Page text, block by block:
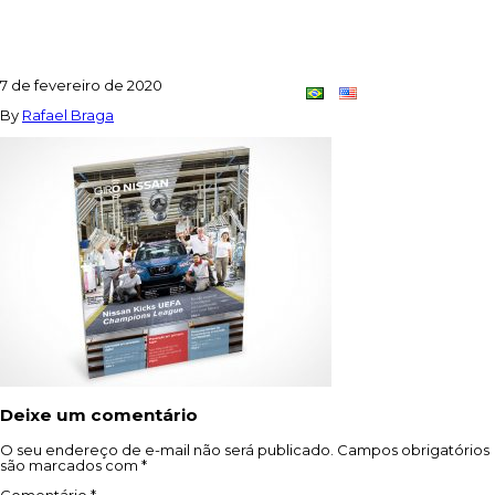
7 de fevereiro de 2020
By Rafael Braga
Deixe um comentário
O seu endereço de e-mail não será publicado. Campos obrigatórios
são marcados com *